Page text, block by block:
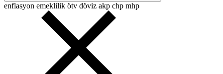
enflasyon emeklilik ötv döviz akp chp mhp